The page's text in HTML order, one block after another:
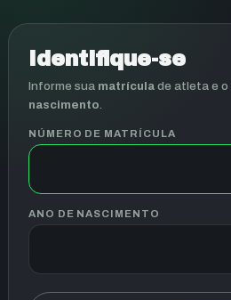
Identifique-se
Informe sua matrícula de atleta e o
nascimento.
NÚMERO DE MATRÍCULA
ANO DE NASCIMENTO